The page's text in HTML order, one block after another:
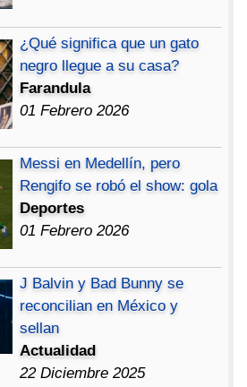
¿Qué significa que un gato
negro llegue a su casa?
Farandula
01 Febrero 2026
Messi en Medellín, pero
Rengifo se robó el show: gola
Deportes
01 Febrero 2026
J Balvin y Bad Bunny se
reconcilian en México y
sellan
Actualidad
22 Diciembre 2025